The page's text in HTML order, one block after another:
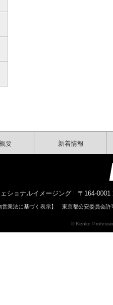
要 新着情報
ショナルイメージング 〒164-
営業法に基づく表示】 東京都公安委員会
© Kenko